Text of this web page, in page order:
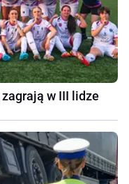
w III lidze